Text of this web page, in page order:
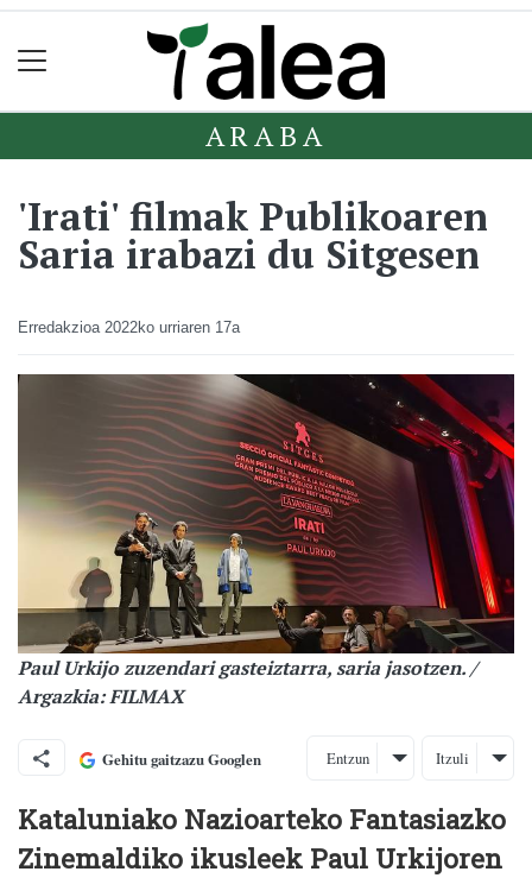
ARABA
'Irati' filmak Publikoaren
Saria irabazi du Sitgesen
Erredakzioa 2022ko urriaren 17a
Paul Urkijo zuzendari gasteiztarra, saria jasotzen. /
Argazkia: FILMAX
Gehitu gaitzazu Googlen Entzun Itzuli
Kataluniako Nazioarteko Fantasiazko
Zinemaldiko ikusleek Paul Urkijoren